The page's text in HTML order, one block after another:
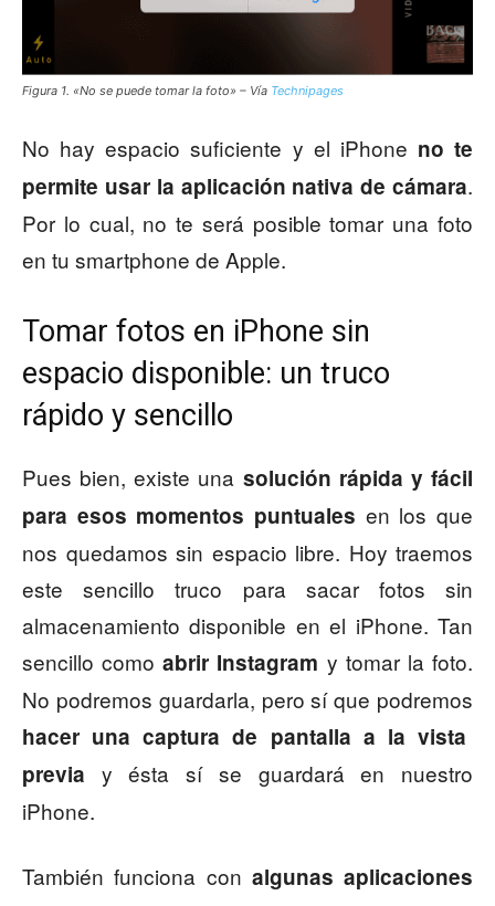
Figura 1. «No se puede tomar la foto» – Vía Technipages
No hay espacio suficiente y el iPhone no te
permite usar la aplicación nativa de cámara.
Por lo cual, no te será posible tomar una foto
en tu smartphone de Apple.
Tomar fotos en iPhone sin
espacio disponible: un truco
rápido y sencillo
Pues bien, existe una solución rápida y fácil
para esos momentos puntuales en los que
nos quedamos sin espacio libre. Hoy traemos
este sencillo truco para sacar fotos sin
almacenamiento disponible en el iPhone. Tan
sencillo comoabrir Instagram y tomar la foto.
No podremos guardarla, pero sí que podremos
hacer una captura de pantalla a la vista
previa y ésta sí se guardará en nuestro
iPhone.
También funciona con algunas aplicaciones